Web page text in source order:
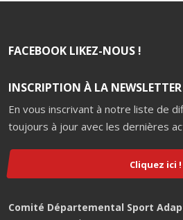
FACEBOOK LIKEZ-NOUS !
INSCRIPTION À LA NEWSLETTER
En vous inscrivant à notre liste de
toujours à jour avec les dernières
Cliquez ici !
Comité Départemental Sport